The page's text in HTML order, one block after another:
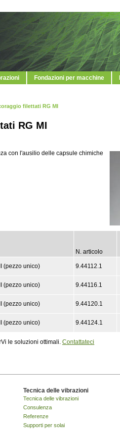
Fondazioni per macchine
filettati RG MI
RG MI
con l'ausilio delle capsule chimiche
N. articolo
(pezzo unico) 9.44112.1
(pezzo unico) 9.44116.1
(pezzo unico) 9.44120.1
(pezzo unico) 9.44124.1
le soluzioni ottimali. Contattateci
Tecnica delle vibrazioni
Tecnica delle vibrazioni
Consulenza
Referenze
Supporti per solai